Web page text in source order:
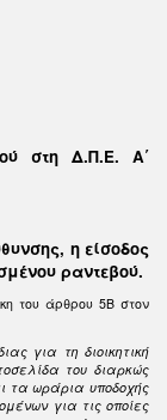
στη Δ.Π.Ε. Α΄
η είσοδος
ραντεβού.
του άρθρου 5Β στον
για τη διοικητική
του διαρκώς
τα ωράρια υποδοχής
για τις οποίες